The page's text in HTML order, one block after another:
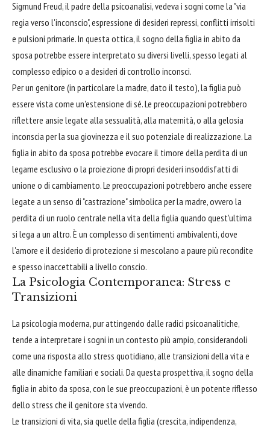
Sigmund Freud, il padre della psicoanalisi, vedeva i sogni come la "via
regia verso l'inconscio", espressione di desideri repressi, conflitti irrisolti
e pulsioni primarie. In questa ottica, il sogno della figlia in abito da
sposa potrebbe essere interpretato su diversi livelli, spesso legati al
complesso edipico o a desideri di controllo inconsci.
Per un genitore (in particolare la madre, dato il testo), la figlia può
essere vista come un'estensione di sé. Le preoccupazioni potrebbero
riflettere ansie legate alla sessualità, alla maternità, o alla gelosia
inconscia per la sua giovinezza e il suo potenziale di realizzazione. La
figlia in abito da sposa potrebbe evocare il timore della perdita di un
legame esclusivo o la proiezione di propri desideri insoddisfatti di
unione o di cambiamento. Le preoccupazioni potrebbero anche essere
legate a un senso di "castrazione" simbolica per la madre, ovvero la
perdita di un ruolo centrale nella vita della figlia quando quest'ultima
si lega a un altro. È un complesso di sentimenti ambivalenti, dove
l'amore e il desiderio di protezione si mescolano a paure più recondite
e spesso inaccettabili a livello conscio.
La Psicologia Contemporanea: Stress e
Transizioni
La psicologia moderna, pur attingendo dalle radici psicoanalitiche,
tende a interpretare i sogni in un contesto più ampio, considerandoli
come una risposta allo stress quotidiano, alle transizioni della vita e
alle dinamiche familiari e sociali. Da questa prospettiva, il sogno della
figlia in abito da sposa, con le sue preoccupazioni, è un potente riflesso
dello stress che il genitore sta vivendo.
Le transizioni di vita, sia quelle della figlia (crescita, indipendenza,